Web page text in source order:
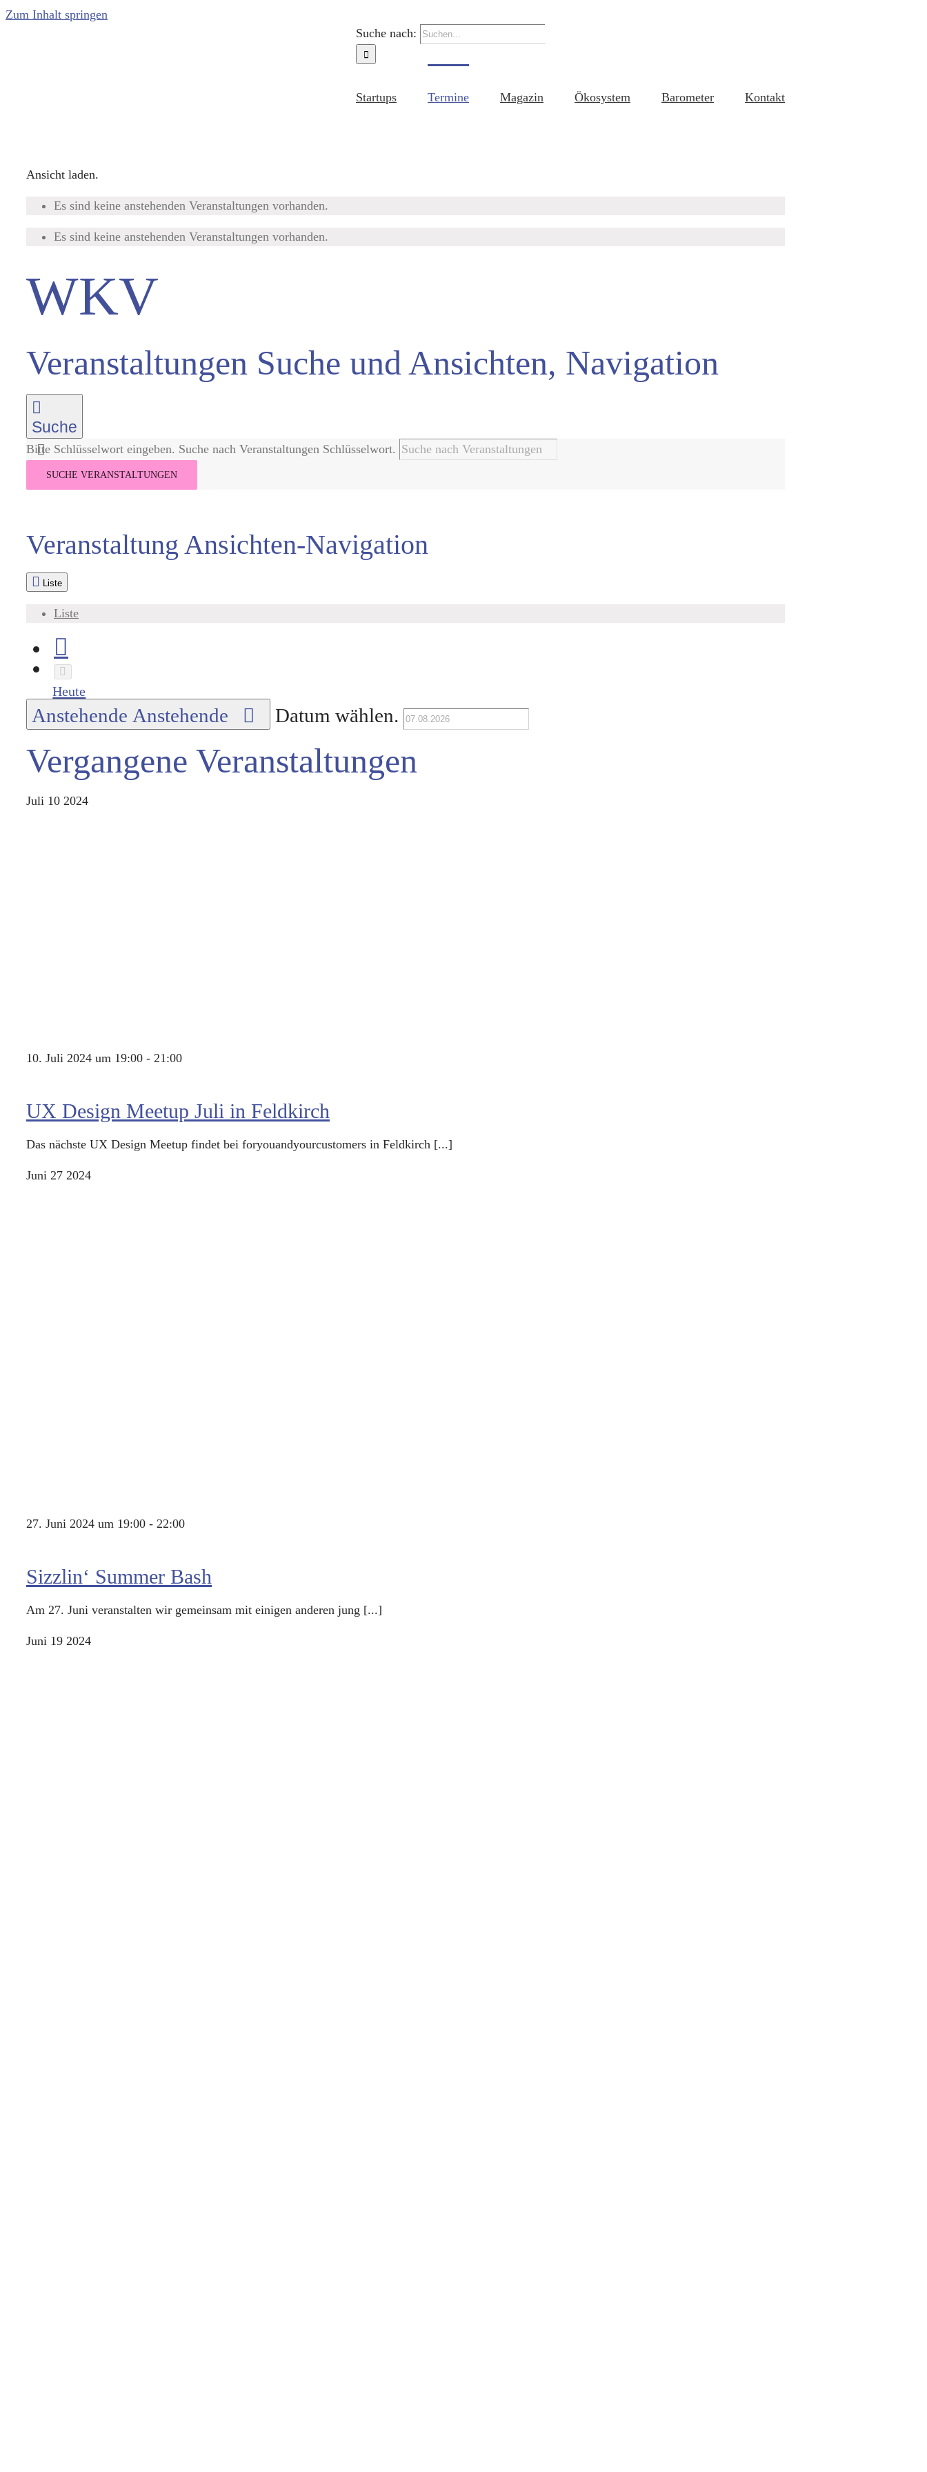
Zum Inhalt springen
Suche nach:
Startups Termine Magazin Ökosystem Barometer Kontakt
Ansicht laden.
Es sind keine anstehenden Veranstaltungen vorhanden.
Es sind keine anstehenden Veranstaltungen vorhanden.
WKV
Veranstaltungen Suche und Ansichten, Navigation
Suche
Bitte Schlüsselwort eingeben. Suche nach Veranstaltungen Schlüsselwort.
SUCHE VERANSTALTUNGEN
Veranstaltung Ansichten-Navigation
Liste
Liste
Heute
Anstehende Anstehende Datum wählen.
Vergangene Veranstaltungen
Juli 10 2024
10. Juli 2024 um 19:00 - 21:00
UX Design Meetup Juli in Feldkirch
Das nächste UX Design Meetup findet bei foryouandyourcustomers in Feldkirch [...]
Juni 27 2024
27. Juni 2024 um 19:00 - 22:00
Sizzlin‘ Summer Bash
Am 27. Juni veranstalten wir gemeinsam mit einigen anderen jung [...]
Juni 19 2024